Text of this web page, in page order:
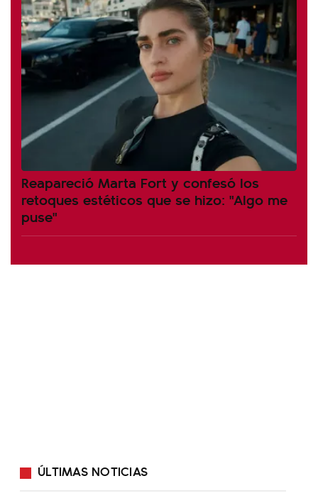
Reapareció Marta Fort y confesó los
retoques estéticos que se hizo: "Algo me
puse"
ÚLTIMAS NOTICIAS